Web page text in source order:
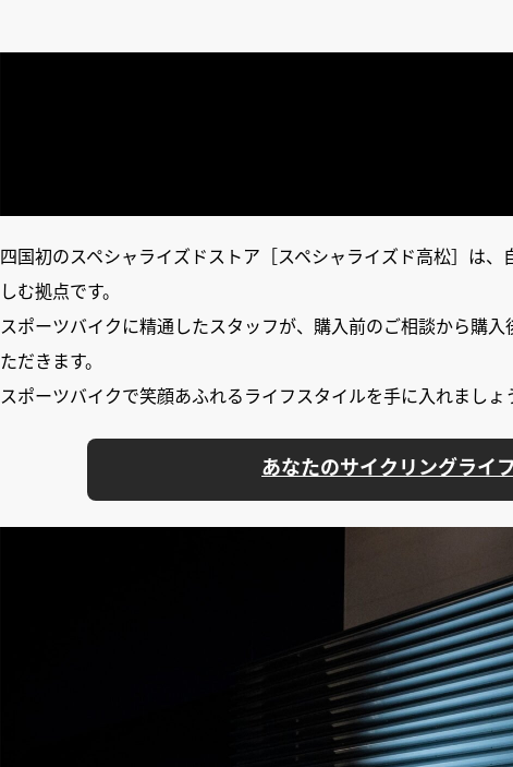
四国初のスペシャライズドストア［スペシャライズド高松］は
しむ拠点です。
スポーツバイクに精通したスタッフが、購入前のご相談から購
ただきます。
スポーツバイクで笑顔あふれるライフスタイルを手に入れましょ
あなたのサイクリングライ